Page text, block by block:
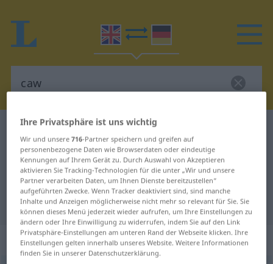
Englisch-Deutsch Wörterbuch
Englisch-Deutsch Übersetzung für
"caw"
"caw" Deutsch Übersetzung
„caw“: noun
Ihre Privatsphäre ist uns wichtig
Wir und unsere716-Partner speichern und greifen auf
personenbezogene Daten wie Browserdaten oder eindeutige
Kennungen auf Ihrem Gerät zu. Durch Auswahl von Akzeptieren
aktivieren Sie Tracking-Technologien für die unter „Wir und unsere
Partner verarbeiten Daten, um Ihnen Dienste bereitzustellen“
aufgeführten Zwecke. Wenn Tracker deaktiviert sind, sind manche
Inhalte und Anzeigen möglicherweise nicht mehr so relevant für Sie. Sie
können dieses Menü jederzeit wieder aufrufen, um Ihre Einstellungen zu
ändern oder Ihre Einwilligung zu widerrufen, indem Sie auf den Link
Privatsphäre-Einstellungen am unteren Rand der Webseite klicken. Ihre
Einstellungen gelten innerhalb unseres Website. Weitere Informationen
finden Sie in unserer Datenschutzerklärung.